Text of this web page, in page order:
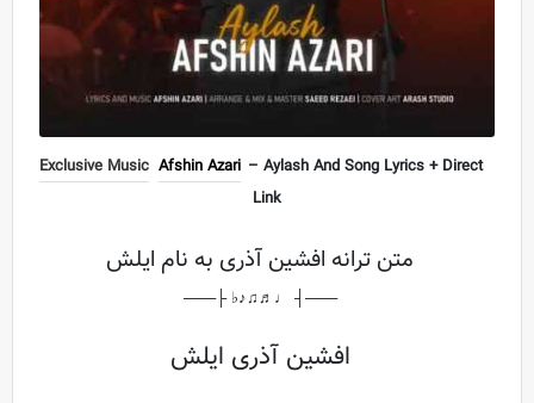
Exclusive Music Afshin Azari – Aylash And Song Lyrics + Direct
Link
متن ترانه افشین آذری به نام ایلش
───┤ ♩♬♫♪♭ ├───
افشین آذری ایلش